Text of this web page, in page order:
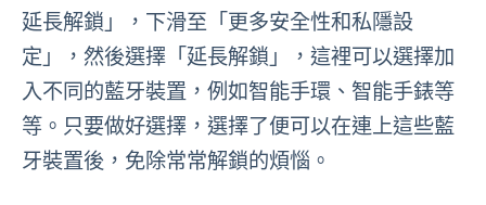
延長解鎖」，下滑至「更多安全性和私隱設
定」，然後選擇「延長解鎖」，這裡可以選擇加
入不同的藍牙裝置，例如智能手環、智能手錶等
等。只要做好選擇，選擇了便可以在連上這些藍
牙裝置後，免除常常解鎖的煩惱。